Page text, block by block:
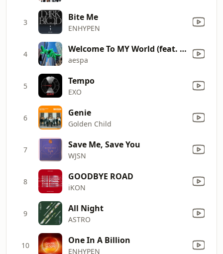
3 Bite Me
ENHYPEN
4 Welcome To MY World (feat. nævis)
aespa
5 Tempo
EXO
6 Genie
Golden Child
7 Save Me, Save You
WJSN
8 GOODBYE ROAD
iKON
9 All Night
ASTRO
10 One In A Billion
ENHYPEN